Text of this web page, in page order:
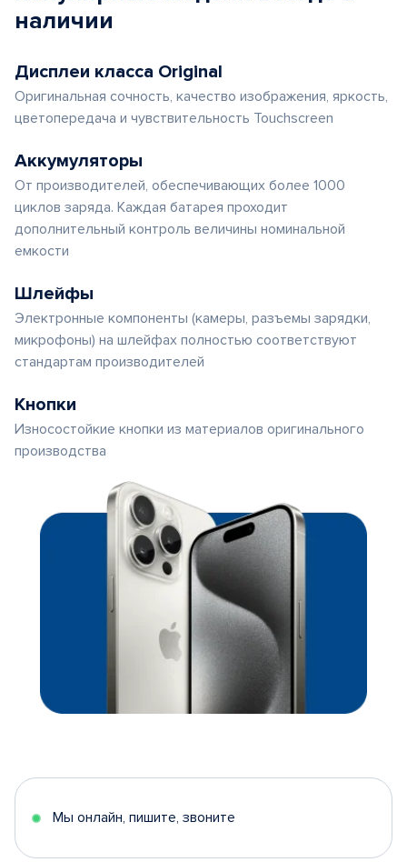
наличии
Дисплеи класса Original
Оригинальная сочность, качество изображения, яркость,
цветопередача и чувствительность Touchscreen
Аккумуляторы
От производителей, обеспечивающих более 1000
циклов заряда. Каждая батарея проходит
дополнительный контроль величины номинальной
емкости
Шлейфы
Электронные компоненты (камеры, разъемы зарядки,
микрофоны) на шлейфах полностью соответствуют
стандартам производителей
Кнопки
Износостойкие кнопки из материалов оригинального
производства
Мы онлайн, пишите, звоните